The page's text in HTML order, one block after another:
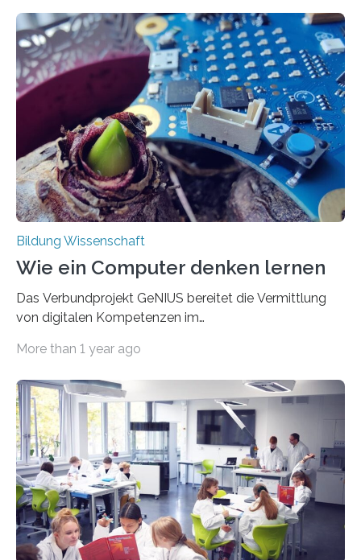
soll. Erste KI-Entwicklungen im Schulbereich haben
sich bisher auf die relativ leicht zu lösenden Probleme
des Auswendiglernens und Abrufens von Faktenwissen
konzentriert. An der Universität Bayreuth wird bis
Dezember 2025 das EU-Erasmus+ Projekt Discovery
Space (D-Space) von Prof. Dr. Franz X. Bogner,
Professor für Biologie-Didaktik, geleitet, das für
ausgewählte Lerninhalte individuelle Lösungen…
Bildung Wissenschaft
Wie ein Computer denken lernen
Das Verbundprojekt GeNIUS bereitet die Vermittlung
von digitalen Kompetenzen im
Gemeinschaftsprojekt der Universität Konstanz und der
Kaiserslautern-Landau. Die Digitalisierung des
Schulunterrichts bedeutet nicht nur, dass digitale
Geräte in den Klassenzimmern ankommen. Es
bedeutet vor allem, dass Schüler*innen digitale
Arbeitsweisen lernen. Wichtige Stichwörter sind
„Computational Thinking“ und „Digital Literacy“, also die
Kompetenzen, die Arbeitsweise von Computern zu
verstehen, sich sicher in einer Informationsgesellschaft
zu bewegen und verantwortungsvoll mit Daten
More than 1 year ago